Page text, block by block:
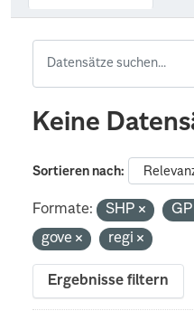
Keine
Sortieren nach
Formate: SHP
gove
regi
Ergebnisse filtern